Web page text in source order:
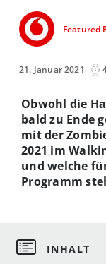
Featured
21. Januar 2021
Obwohl die
bald zu Ende
mit der
2021 im
und welche
Programm